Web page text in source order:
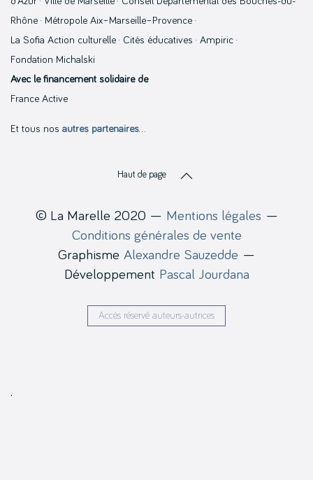
Rhône · Métropole Aix–Marseille–Provence ·
La Sofia Action culturelle · Cités éducatives · Ampiric ·
Fondation Michalski
Avec le financement solidaire de
France Active
Et tous nos autres partenaires
Haut de page
© La Marelle 2020 — Mentions légales —
Conditions générales de vente
Graphisme Alexandre Sauzedde —
Développement Pascal Jourdana
Accès réservé auteurs-autrices
.